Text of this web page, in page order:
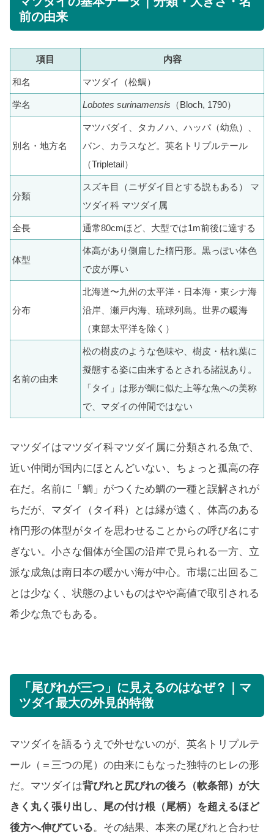
前の由来
項目 内容
和名 マツダイ（松鯛）
学名 Lobotes surinamensis （Bloch, 1790）
別名・地方名
マツバダイ、タカノハ、ハッパ（幼魚）、
バン、カラスなど。英名トリプルテール
（Tripletail）
分類
スズキ目（ニザダイ目とする説もある） マ
ツダイ科 マツダイ属
全長 通常80cmほど、大型では1m前後に達する
体型
体高があり側扁した楕円形。黒っぽい体色
で皮が厚い
分布
北海道〜九州の太平洋・日本海・東シナ海
沿岸、瀬戸内海、琉球列島。世界の暖海
（東部太平洋を除く）
名前の由来
松の樹皮のような色味や、樹皮・枯れ葉に
擬態する姿に由来するとされる諸説あり。
「タイ」は形が鯛に似た上等な魚への美称
で、マダイの仲間ではない
マツダイはマツダイ科マツダイ属に分類される魚で、
近い仲間が国内にほとんどいない、ちょっと孤高の存
在だ。名前に「鯛」がつくため鯛の一種と誤解されが
ちだが、マダイ（タイ科）とは縁が遠く、体高のある
楕円形の体型がタイを思わせることからの呼び名にす
ぎない。小さな個体が全国の沿岸で見られる一方、立
派な成魚は南日本の暖かい海が中心。市場に出回るこ
とは少なく、状態のよいものはやや高値で取引される
希少な魚でもある。
「尾びれが三つ」に見えるのはなぜ？｜マ
ツダイ最大の外見的特徴
マツダイを語るうえで外せないのが、英名トリプルテ
ール（＝三つの尾）の由来にもなった独特のヒレの形
だ。マツダイは背びれと尻びれの後ろ（軟条部）が大
きく丸く張り出し、尾の付け根（尾柄）を超えるほど
後方へ伸びている。その結果、本来の尾びれと合わせ